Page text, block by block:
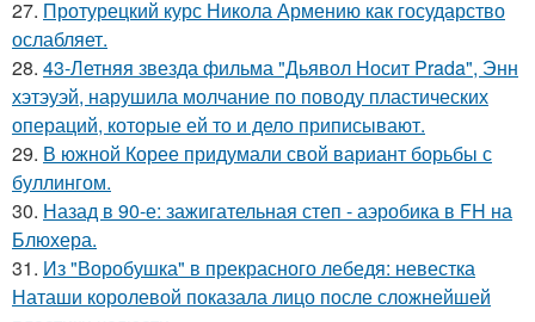
27. Протурецкий курс Никола Армению как государство
ослабляет.
28. 43-Летняя звезда фильма "Дьявол Носит Prada", Энн
хэтэуэй, нарушила молчание по поводу пластических
операций, которые ей то и дело приписывают.
29. В южной Корее придумали свой вариант борьбы с
буллингом.
30. Назад в 90-е: зажигательная степ - аэробика в FH на
Блюхера.
31. Из "Воробушка" в прекрасного лебедя: невестка
Наташи королевой показала лицо после сложнейшей